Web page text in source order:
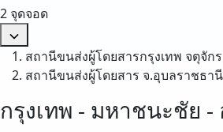
2 จุดจอด
สถานีขนส่งผู้โดยสารกรุงเทพ จตุจัก
สถานีขนส่งผู้โดยสาร จ.อุบลราชธานี
กรุงเทพ - มหาชนะชัย